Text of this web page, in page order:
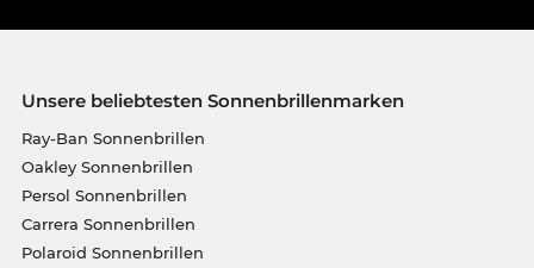
Unsere beliebtesten Sonnenbrillenmarken
Ray-Ban Sonnenbrillen
Oakley Sonnenbrillen
Persol Sonnenbrillen
Carrera Sonnenbrillen
Polaroid Sonnenbrillen